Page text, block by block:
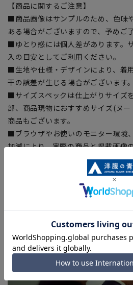
【商品に関するご注意】
■商品画像はサンプルのため、色味
ある場合がございますので、予めご
■ゆとり感には個人差があります。
入の目安としてご利用ください。
■生地や仕様・デザインにより、着
干の誤差が生じる場合がございます
■サイズスペックは仕上がりサイズ
部、商品現物におすすめサイズ(ヌ
商品もございます。
■ブラウザやお使いのモニター環境
加減により、実際の商品と掲載画像
■店舗や各モールサイトと商品在庫
上、ご注文いただいたタイミングに
を完了できない場合がございます。
■お急ぎ発送のご注文につきまして
よってはお急ぎ発送サービスを選択
す。